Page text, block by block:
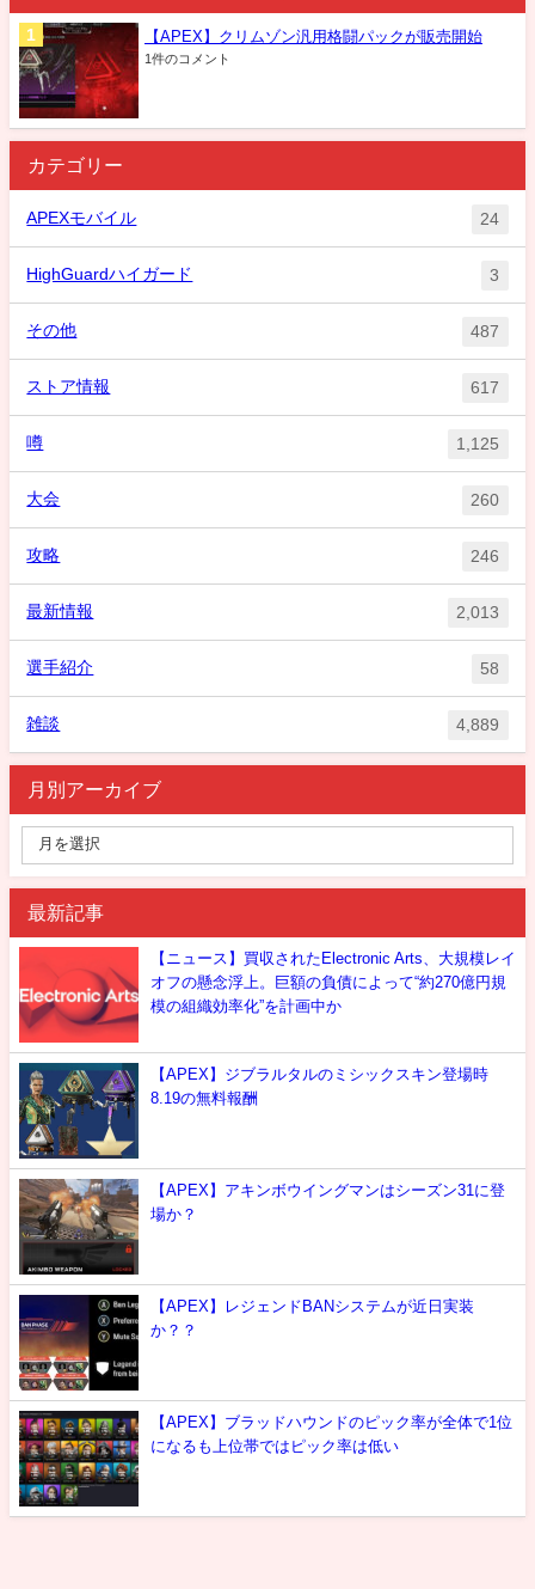
【APEX】クリムゾン汎用格闘パックが販売開始
1件のコメント
カテゴリー
APEXモバイル 24
HighGuardハイガード 3
その他 487
ストア情報 617
噂 1,125
大会 260
攻略 246
最新情報 2,013
選手紹介 58
雑談 4,889
月別アーカイブ
最新記事
【ニュース】買収されたElectronic Arts、大規模レイ
オフの懸念浮上。巨額の負債によって“約270億円規
模の組織効率化”を計画中か
【APEX】ジブラルタルのミシックスキン登場時
8.19の無料報酬
【APEX】アキンボウイングマンはシーズン31に登
場か？
【APEX】レジェンドBANシステムが近日実装
か？？
【APEX】ブラッドハウンドのピック率が全体で1位
になるも上位帯ではピック率は低い